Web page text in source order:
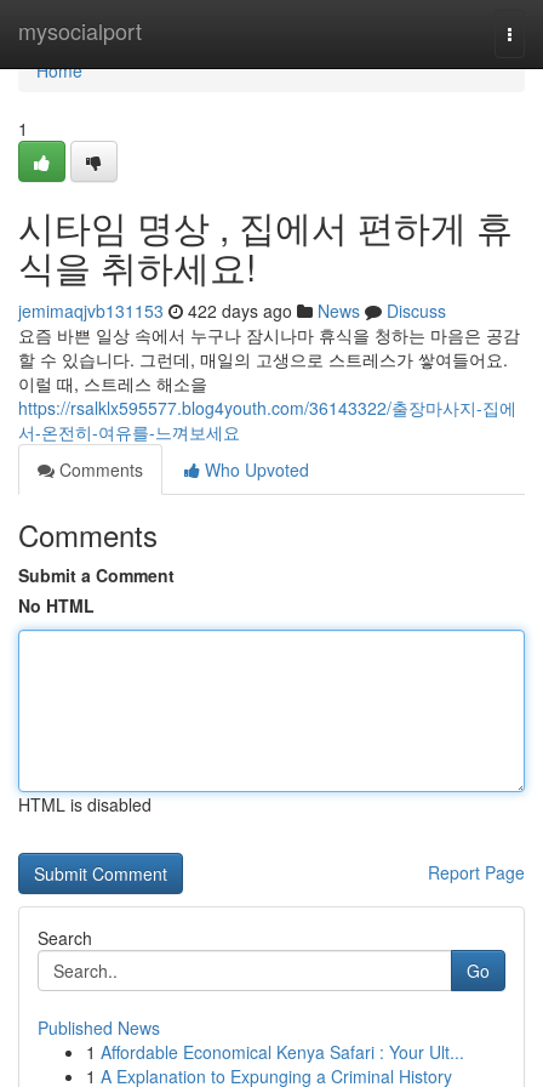
mysocialport
Home
Home
1
시타임 명상 , 집에서 편하게 휴
식을 취하세요!
jemimaqjvb131153 422 days ago News
Discuss
요즘 바쁜 일상 속에서 누구나 잠시나마 휴식을 청하는 마음은 공감
할 수 있습니다. 그런데, 매일의 고생으로 스트레스가 쌓여들어요.
이럴 때, 스트레스 해소을
https://rsalklx595577.blog4youth.com/36143322/출장마사지-집에
서-온전히-여유를-느껴보세요
Comments
Who Upvoted
Comments
Submit a Comment
No HTML
HTML is disabled
Report Page
Search
Go
Published News
1 Affordable Economical Kenya Safari : Your Ult...
1 A Explanation to Expunging a Criminal History